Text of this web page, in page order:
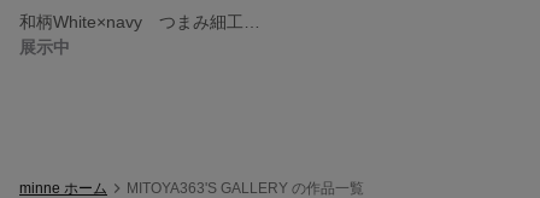
展示中
minne ホーム MITOYA363'S GALLERY の作品一覧